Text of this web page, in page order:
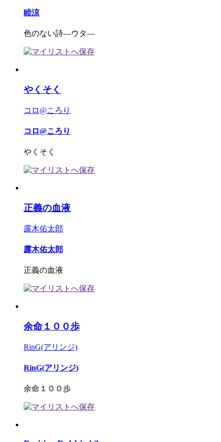
睦涼
色のない詩―ウタ―
やくそく
コロ@ころり
コロ@ころり
やくそく
正義の血液
露木佑太郎
露木佑太郎
正義の血液
余命１００歩
RinG(アリンジ)
RinG(アリンジ)
余命１００歩